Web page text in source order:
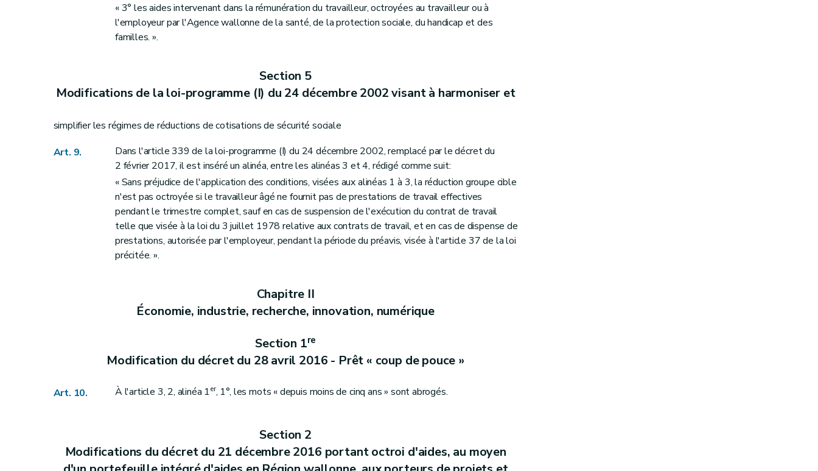
Art. 45bis
Art. 46
Art. 49
Art. 51
Art. 53
Art. 55
Art. 56
Art. 56bis
Art. 56ter
Art. 56quater
Modification du décret du 22 décembre 2010 relatif à l'infrastructure d'information géographique wallonne
Modifications apportées à la loi du 14 août 1986 relative à la protection et au bien-être des animaux
Art. 60
Art. 62
Art. 65
Art. 66
« 3° les aides intervenant dans la rémunération du travailleur, octroyées au travailleur ou à
l'employeur par l'Agence wallonne de la santé, de la protection sociale, du handicap et des
familles. ».
Section 5
Modifications de la loi-programme (I) du 24 décembre 2002 visant à harmoniser et
simplifier les régimes de réductions de cotisations de sécurité sociale
Art. 9.
Dans l'article 339 de la loi-programme (I) du 24 décembre 2002, remplacé par le décret du
2 février 2017, il est inséré un alinéa, entre les alinéas 3 et 4, rédigé comme suit:
« Sans préjudice de l'application des conditions, visées aux alinéas 1 à 3, la réduction groupe cible
n'est pas octroyée si le travailleur âgé ne fournit pas de prestations de travail effectives
pendant le trimestre complet, sauf en cas de suspension de l'exécution du contrat de travail
telle que visée à la loi du 3 juillet 1978 relative aux contrats de travail, et en cas de dispense de
prestations, autorisée par l'employeur, pendant la période du préavis, visée à l'article 37 de la loi
précitée. ».
Chapitre II
Économie, industrie, recherche, innovation, numérique
Section 1re
Modification du décret du 28 avril 2016 - Prêt « coup de pouce »
Art. 10. À l'article 3, 2, alinéa 1er, 1°, les mots « depuis moins de cinq ans » sont abrogés.
Section 2
Modifications du décret du 21 décembre 2016 portant octroi d'aides, au moyen